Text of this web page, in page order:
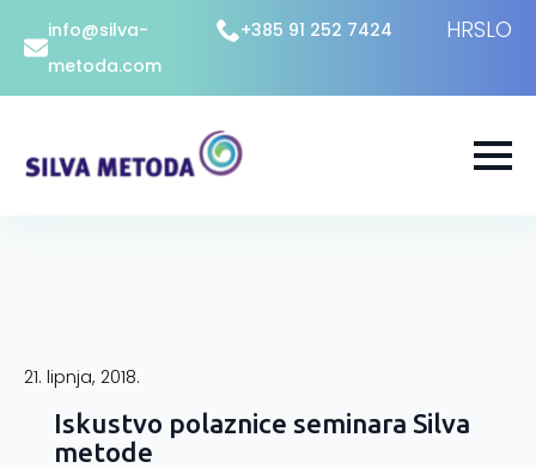
info@silva-
metoda.com
+385 91 252 7424 HRSLO
Iskustvo polaznice seminara Silva
metode
21. lipnja, 2018.